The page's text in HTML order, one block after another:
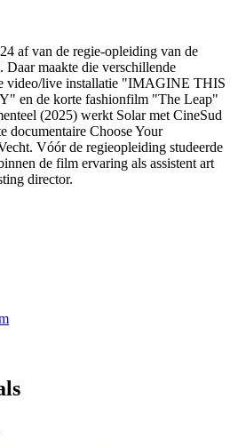
af van de regie-opleiding van de
Daar maakte die verschillende
video/live installatie "IMAGINE THIS
en de korte fashionfilm "The Leap"
(2025) werkt Solar met CineSud
documentaire Choose Your
Vóór de regieopleiding studeerde
de film ervaring als assistent art
director.